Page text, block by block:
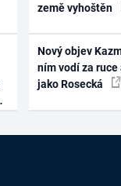
země vyhoštěn
Nový objev
ním vodí za
jako Rosecká